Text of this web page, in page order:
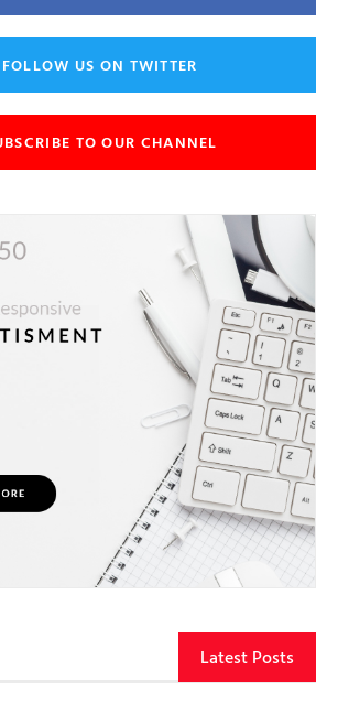
FOLLOW US ON TWITTER
TO OUR CHANNEL
Latest Posts